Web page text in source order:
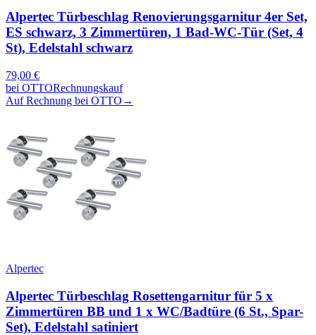
Alpertec Türbeschlag Renovierungsgarnitur 4er Set,
ES schwarz, 3 Zimmertüren, 1 Bad-WC-Tür (Set, 4
St), Edelstahl schwarz
79,00 €
bei OTTORechnungskauf
Auf Rechnung bei OTTO →
Alpertec
Alpertec Türbeschlag Rosettengarnitur für 5 x
Zimmertüren BB und 1 x WC/Badtüre (6 St., Spar-
Set), Edelstahl satiniert